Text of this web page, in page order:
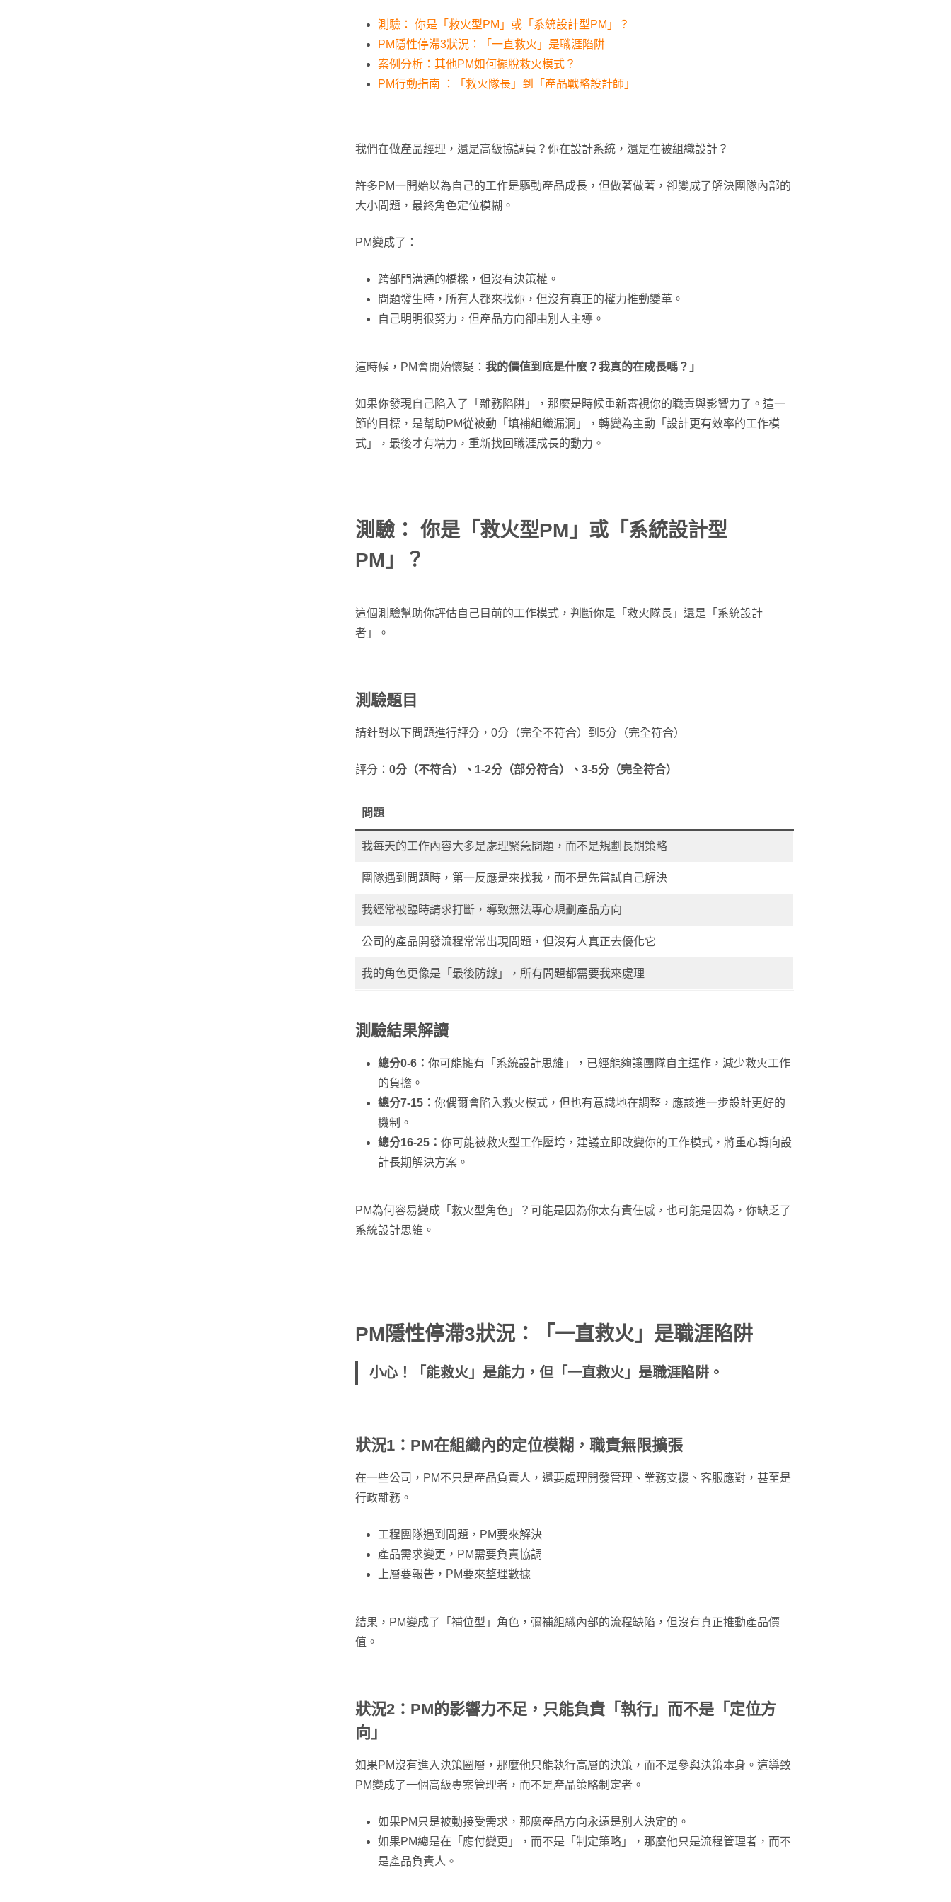
測驗： 你是「救火型PM」或「系統設計型PM」？
PM隱性停滯3狀況：「一直救火」是職涯陷阱
案例分析：其他PM如何擺脫救火模式？
PM行動指南 ：「救火隊長」到「產品戰略設計師」
我們在做產品經理，還是高級協調員？你在設計系統，還是在被組織設計？
許多PM一開始以為自己的工作是驅動產品成長，但做著做著，卻變成了解決團隊內部的
大小問題，最終角色定位模糊。
PM變成了：
跨部門溝通的橋樑，但沒有決策權。
問題發生時，所有人都來找你，但沒有真正的權力推動變革。
自己明明很努力，但產品方向卻由別人主導。
這時候，PM會開始懷疑： 我的價值到底是什麼？我真的在成長嗎？」
如果你發現自己陷入了「雜務陷阱」，那麼是時候重新審視你的職責與影響力了。這一
節的目標，是幫助PM從被動「填補組織漏洞」，轉變為主動「設計更有效率的工作模
式」，最後才有精力，重新找回職涯成長的動力。
測驗： 你是「救火型PM」或「系統設計型
PM」？
這個測驗幫助你評估自己目前的工作模式，判斷你是「救火隊長」還是「系統設計
者」。
測驗題目
請針對以下問題進行評分，0分（完全不符合）到5分（完全符合）
評分： 0分（不符合）、1-2分（部分符合）、3-5分（完全符合）
問題
我每天的工作內容大多是處理緊急問題，而不是規劃長期策略
團隊遇到問題時，第一反應是來找我，而不是先嘗試自己解決
我經常被臨時請求打斷，導致無法專心規劃產品方向
公司的產品開發流程常常出現問題，但沒有人真正去優化它
我的角色更像是「最後防線」，所有問題都需要我來處理
測驗結果解讀
總分0-6： 你可能擁有「系統設計思維」，已經能夠讓團隊自主運作，減少救火工作
的負擔。
總分7-15： 你偶爾會陷入救火模式，但也有意識地在調整，應該進一步設計更好的
機制。
總分16-25： 你可能被救火型工作壓垮，建議立即改變你的工作模式，將重心轉向設
計長期解決方案。
PM為何容易變成「救火型角色」？可能是因為你太有責任感，也可能是因為，你缺乏了
系統設計思維。
PM隱性停滯3狀況：「一直救火」是職涯陷阱
小心！「能救火」是能力，但「一直救火」是職涯陷阱。
狀況1：PM在組織內的定位模糊，職責無限擴張
在一些公司，PM不只是產品負責人，還要處理開發管理、業務支援、客服應對，甚至是
行政雜務。
工程團隊遇到問題，PM要來解決
產品需求變更，PM需要負責協調
上層要報告，PM要來整理數據
結果，PM變成了「補位型」角色，彌補組織內部的流程缺陷，但沒有真正推動產品價
值。
狀況2：PM的影響力不足，只能負責「執行」而不是「定位方
向」
如果PM沒有進入決策圈層，那麼他只能執行高層的決策，而不是參與決策本身。這導致
PM變成了一個高級專案管理者，而不是產品策略制定者。
如果PM只是被動接受需求，那麼產品方向永遠是別人決定的。
如果PM總是在「應付變更」，而不是「制定策略」，那麼他只是流程管理者，而不
是產品負責人。